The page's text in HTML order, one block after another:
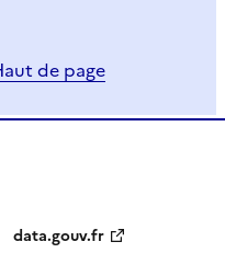
de page
data.gouv.fr